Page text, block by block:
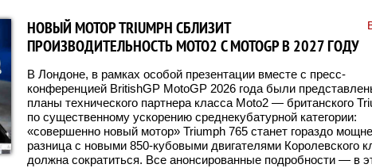
НОВЫЙ МОТОР TRIUMPH СБЛИЗИТ
ПРОИЗВОДИТЕЛЬНОСТЬ MOTO2 С MOTOGP В 2027 ГОДУ
В Лондоне, в рамках особой презентации вместе с пресс-
конференцией BritishGP MotoGP 2026 года были
планы технического партнера класса Moto2 — британского
по существенному ускорению среднекубатурной категории:
«совершенно новый мотор» Triumph 765 станет гораздо
разница с новыми 850-кубовыми двигателями Королевского
должна сократиться. Все анонсированные подробности — в